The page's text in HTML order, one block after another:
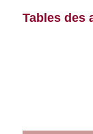
Tables des